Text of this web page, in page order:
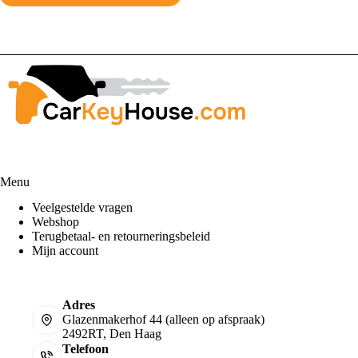
Menu
Veelgestelde vragen
Webshop
Terugbetaal- en retourneringsbeleid
Mijn account
Adres
Glazenmakerhof 44 (alleen op afspraak)
2492RT, Den Haag
Telefoon